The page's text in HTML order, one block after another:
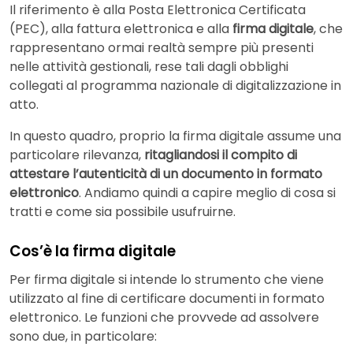
Il riferimento è alla Posta Elettronica Certificata
(PEC), alla fattura elettronica e alla firma digitale, che
rappresentano ormai realtà sempre più presenti
nelle attività gestionali, rese tali dagli obblighi
collegati al programma nazionale di digitalizzazione in
atto.
In questo quadro, proprio la firma digitale assume una
particolare rilevanza, ritagliandosi il compito di
attestare l’autenticità di un documento in formato
elettronico. Andiamo quindi a capire meglio di cosa si
tratti e come sia possibile usufruirne.
Cos’è la firma digitale
Per firma digitale si intende lo strumento che viene
utilizzato al fine di certificare documenti in formato
elettronico. Le funzioni che provvede ad assolvere
sono due, in particolare: